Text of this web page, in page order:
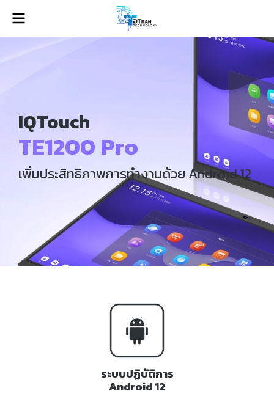
IQTouch
TE1200 Pro
เพิ่มประสิทธิภาพการทำงานด้วย Android 12
ระบบปฏิบัติการ
Android 12